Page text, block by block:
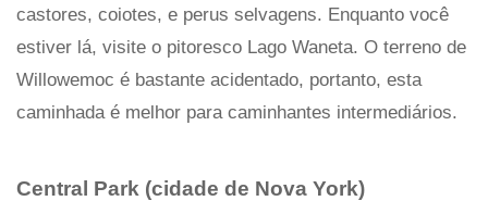
castores, coiotes, e perus selvagens. Enquanto você
estiver lá, visite o pitoresco Lago Waneta. O terreno de
Willowemoc é bastante acidentado, portanto, esta
caminhada é melhor para caminhantes intermediários.
Central Park (cidade de Nova York)